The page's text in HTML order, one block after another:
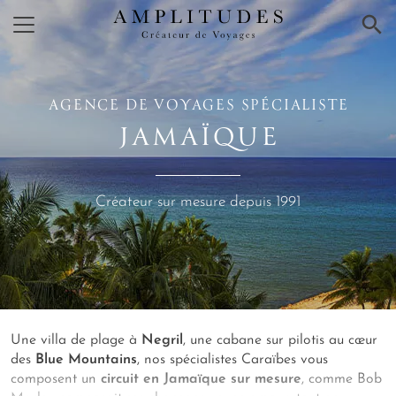
×
AGENCE DE VOYAGES SPÉCIALISTE
JAMAÏQUE
Créateur sur mesure depuis 1991
Une villa de plage à Negril , une cabane sur pilotis au cœur
des Blue Mountains, nos spécialistes Caraïbes vous
composent un circuit en Jamaïque sur mesure, comme Bob